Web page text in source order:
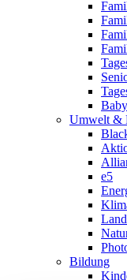
Umwelt &
e5
Bildung